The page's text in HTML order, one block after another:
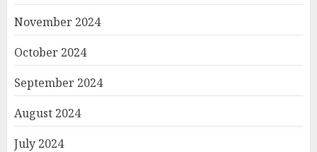
November 2024
October 2024
September 2024
August 2024
July 2024